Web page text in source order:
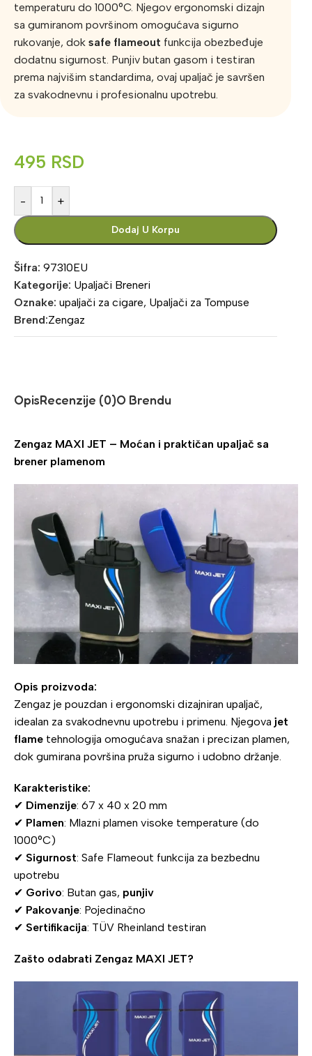
temperaturu do 1000°C. Njegov ergonomski dizajn
sa gumiranom površinom omogućava sigurno
rukovanje, dok safe flameout funkcija obezbeđuje
dodatnu sigurnost. Punjiv butan gasom i testiran
prema najvišim standardima, ovaj upaljač je savršen
za svakodnevnu i profesionalnu upotrebu.
495 RSD
- +
Dodaj U Korpu
Šifra: 97310EU
Kategorije: Upaljači Breneri
Oznake: upaljači za cigare, Upaljači za Tompuse
Brend:Zengaz
OpisRecenzije (0)O Brendu
Zengaz MAXI JET – Moćan i praktičan upaljač sa
brener plamenom
Opis proizvoda:
Zengaz je pouzdan i ergonomski dizajniran upaljač,
idealan za svakodnevnu upotrebu i primenu. Njegova jet
flame tehnologija omogućava snažan i precizan plamen,
dok gumirana površina pruža sigurno i udobno držanje.
Karakteristike:
✔ Dimenzije: 67 x 40 x 20 mm
✔ Plamen: Mlazni plamen visoke temperature (do
1000°C)
✔ Sigurnost: Safe Flameout funkcija za bezbednu
upotrebu
✔ Gorivo: Butan gas, punjiv
✔ Pakovanje: Pojedinačno
✔ Sertifikacija: TÜV Rheinland testiran
Zašto odabrati Zengaz MAXI JET?